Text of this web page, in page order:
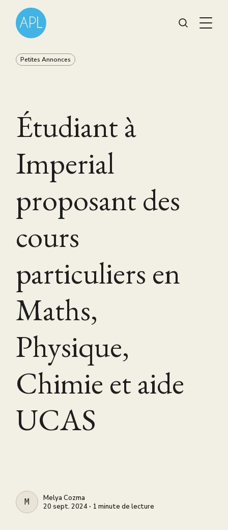
Petites Annonces
Étudiant à
Imperial
proposant des
cours
particuliers en
Maths,
Physique,
Chimie et aide
UCAS
MELYA COZMA
Melya Cozma
20 sept. 2024 ∙ 1 minute de lecture